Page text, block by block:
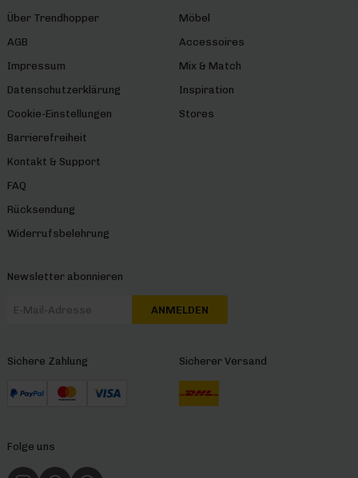
Über Trendhopper
AGB
Impressum
Datenschutzerklärung
Cookie-Einstellungen
Barrierefreiheit
Kontakt & Support
FAQ
Rücksendung
Widerrufsbelehrung
Möbel
Accessoires
Mix & Match
Inspiration
Stores
Newsletter abonnieren
ANMELDEN
Sichere Zahlung Sicherer Versand
Folge uns